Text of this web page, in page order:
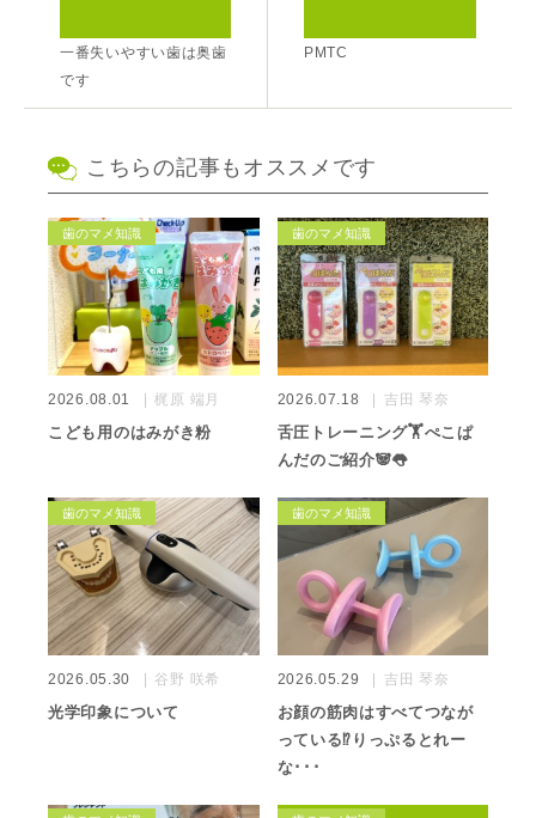
一番失いやすい歯は奥歯
です
PMTC
こちらの記事もオススメです
歯のマメ知識
2026.08.01 梶原 端月
こども用のはみがき粉
歯のマメ知識
2026.07.18 吉田 琴奈
舌圧トレーニング🏋️ぺこぱ
んだのご紹介🐼👅
歯のマメ知識
2026.05.30 谷野 咲希
光学印象について
歯のマメ知識
2026.05.29 吉田 琴奈
お顔の筋肉はすべてつなが
っている⁉️りっぷるとれー
な･･･